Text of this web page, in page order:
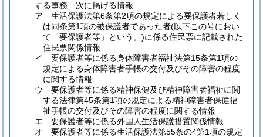
する事務 次に掲げる情報
ア
生活保護法第6条第2項の規定による要保護者若しく
は同条第1項の被保護者であった者(以下この号におい
て「要保護者等」という。)に係る住民票に記載された
住民票関係情報
イ
要保護者等に係る身体障害者福祉法第15条第1項の
規定による身体障害者手帳の交付及びその障害の程度
に関する情報
ウ
要保護者等に係る精神保健及び精神障害者福祉に関
する法律第45条第1項の規定による精神障害者保健福
祉手帳の交付及びその障害の程度に関する情報
エ
要保護者等に係る外国人生活保護措置関係情報
オ
要保護者等に係る生活保護法第55条の4第1項の規定